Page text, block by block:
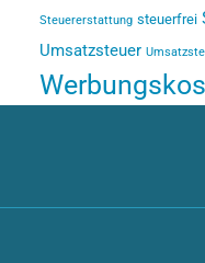
Steuererstattung steuerfrei
Umsatzsteuer